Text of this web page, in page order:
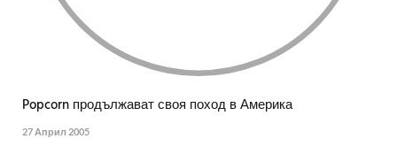
Popcorn продължават своя поход в Америка
27 Април 2005